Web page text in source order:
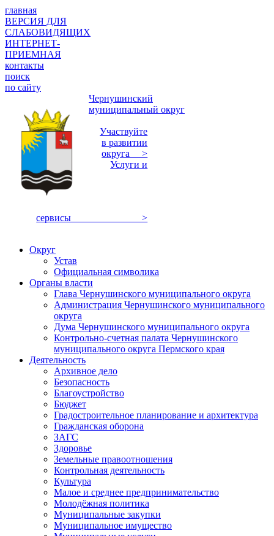
главная
ВЕРСИЯ ДЛЯ
СЛАБОВИДЯЩИХ
ИНТЕРНЕТ-
ПРИЕМНАЯ
контакты
поиск
по сайту
Чернушинский
муниципальный округ
Участвуйте
в развитии
округа >
Услуги и
сервисы >
Округ
Устав
Официальная символика
Органы власти
Глава Чернушинского муниципального округа
Администрация Чернушинского муниципального
округа
Дума Чернушинского муниципального округа
Контрольно-счетная палата Чернушинского
муниципального округа Пермского края
Деятельность
Архивное дело
Безопасность
Благоустройство
Бюджет
Градостроительное планирование и архитектура
Гражданская оборона
ЗАГС
Здоровье
Земельные правоотношения
Контрольная деятельность
Культура
Малое и среднее предпринимательство
Молодёжная политика
Муниципальные закупки
Муниципальное имущество